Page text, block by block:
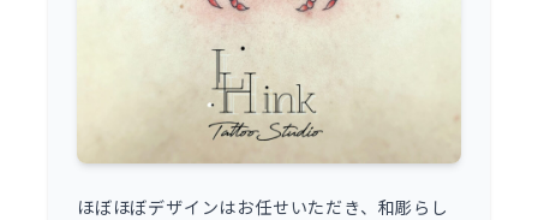
ほぼほぼデザインはお任せいただき、和彫らし